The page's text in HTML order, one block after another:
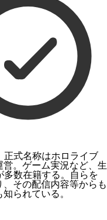
正式名称はホロライブ
営。ゲーム実況など、生
多数在籍する。自らを
、その配信内容等からも
られている。